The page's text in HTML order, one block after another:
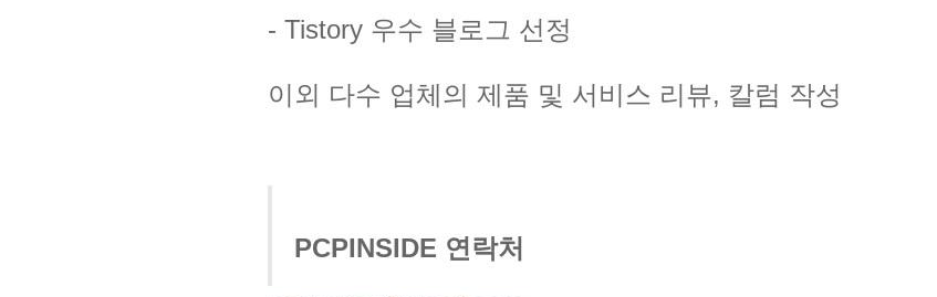
- Tistory 우수 블로그 선정
이외 다수 업체의 제품 및 서비스 리뷰, 칼럼 작성
PCPINSIDE 연락처